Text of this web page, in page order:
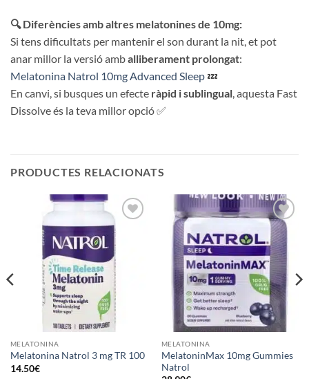
🔍 Diferències amb altres melatonines de 10mg:
Si tens dificultats per mantenir el son durant la nit, et pot
anar millor la versió amballiberament prolongat:
Melatonina Natrol 10mg Advanced Sleep 💤
En canvi, si busques un efecte ràpid i sublingual, aquesta Fast
Dissolve és la teva millor opció ✅
PRODUCTES RELACIONATS
MELATONINA
Melatonina Natrol 3 mg TR 100
14.50€
Añadir
a la
lista de
deseos
MELATONINA
MelatoninMax 10mg Gummies
Natrol